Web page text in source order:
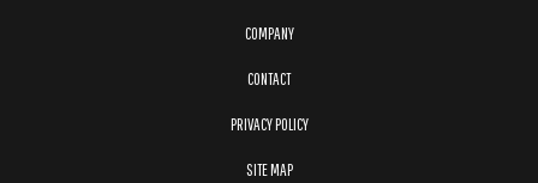
COMPANY
CONTACT
PRIVACY POLICY
SITE MAP